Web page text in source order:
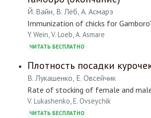
Й. Вайн, В. Лёб, А. Асмарэ
Immunization of chicks for
Y. Wein, V. Loeb, A. Asmare
ЧИТАТЬ БЕСПЛАТНО
Плотность посадки
В. Лукашенко, Е. Овсейчик
Rate of stocking of female and
V. Lukashenko, E. Ovseychik
ЧИТАТЬ БЕСПЛАТНО